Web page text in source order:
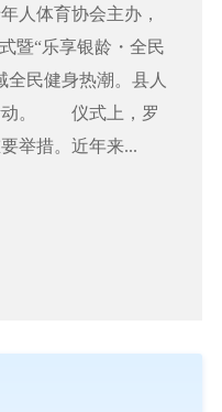
人体育协会主办，
暨“乐享银龄・全民
民健身热潮。县人
动。 仪式上，罗
举措。近年来...